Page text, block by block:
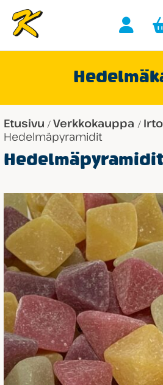
Etusivu / Verkkokauppa /
Hedelmäpyramidit
Hedelmäpyramidit